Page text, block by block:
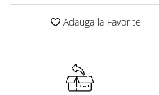
Adauga la Favorite